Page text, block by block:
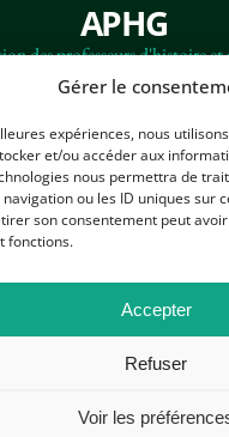
Gérer le
expériences, nous
et/ou accéder aux
nous permettra de
ou les ID uniques sur
son consentement peut
fonctions.
Accepter
Refuser
Voir les
APHG
des professeurs d'histoire et
6541 – 75065 Paris
CONTACTEZ-NOUS
MENTIONS LÉGALES
DONNÉES PERSONNELLES